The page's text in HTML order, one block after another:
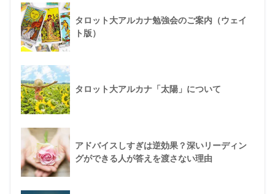
タロット大アルカナ勉強会のご案内（ウェイ
ト版）
タロット大アルカナ「太陽」について
アドバイスしすぎは逆効果？深いリーディン
グができる人が答えを渡さない理由